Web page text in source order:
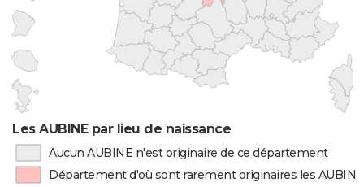
Les AUBINE par lieu de naissance
Aucun AUBINE n'est originaire de ce département
Département d'où sont rarement originaires les AUBINE